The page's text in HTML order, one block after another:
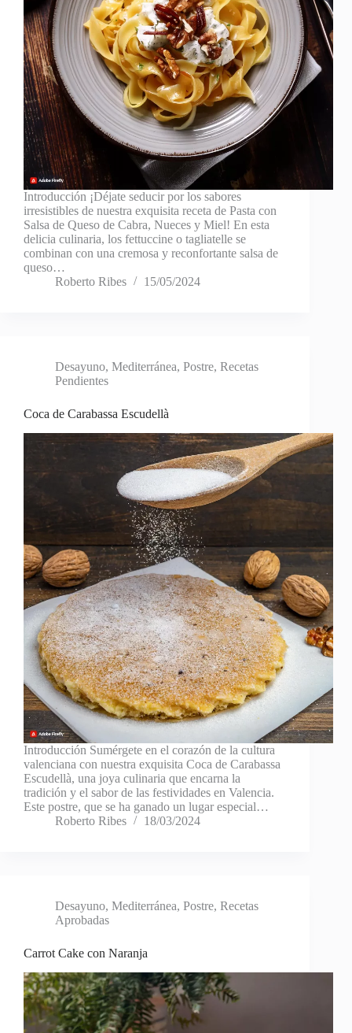
Introducción ¡Déjate seducir por los sabores
irresistibles de nuestra exquisita receta de Pasta con
Salsa de Queso de Cabra, Nueces y Miel! En esta
delicia culinaria, los fettuccine o tagliatelle se
combinan con una cremosa y reconfortante salsa de
queso…
Roberto Ribes
15/05/2024
Desayuno, Mediterránea, Postre, Recetas
Pendientes
Coca de Carabassa Escudellà
Introducción Sumérgete en el corazón de la cultura
valenciana con nuestra exquisita Coca de Carabassa
Escudellà, una joya culinaria que encarna la
tradición y el sabor de las festividades en Valencia.
Este postre, que se ha ganado un lugar especial…
Roberto Ribes
18/03/2024
Desayuno, Mediterránea, Postre, Recetas
Aprobadas
Carrot Cake con Naranja